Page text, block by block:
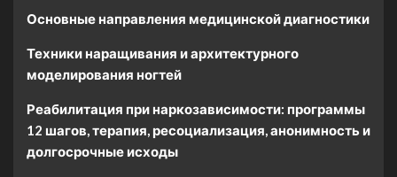
Основные направления медицинской диагностики
Техники наращивания и архитектурного
моделирования ногтей
Реабилитация при наркозависимости: программы
12 шагов, терапия, ресоциализация, анонимность и
долгосрочные исходы